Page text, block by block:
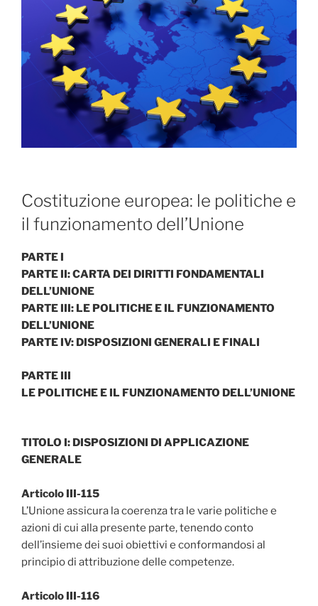
k
e
r
d
I
n
A
p
p
i
d
Costituzione europea: le politiche e
il funzionamento dell’Unione
PARTE I
PARTE II: CARTA DEI DIRITTI FONDAMENTALI
DELL’UNIONE
PARTE III: LE POLITICHE E IL FUNZIONAMENTO
DELL’UNIONE
PARTE IV: DISPOSIZIONI GENERALI E FINALI
PARTE III
LE POLITICHE E IL FUNZIONAMENTO DELL’UNIONE
TITOLO I: DISPOSIZIONI DI APPLICAZIONE
GENERALE
Articolo III-115
L’Unione assicura la coerenza tra le varie politiche e
azioni di cui alla presente parte, tenendo conto
dell’insieme dei suoi obiettivi e conformandosi al
principio di attribuzione delle competenze.
Articolo III-116